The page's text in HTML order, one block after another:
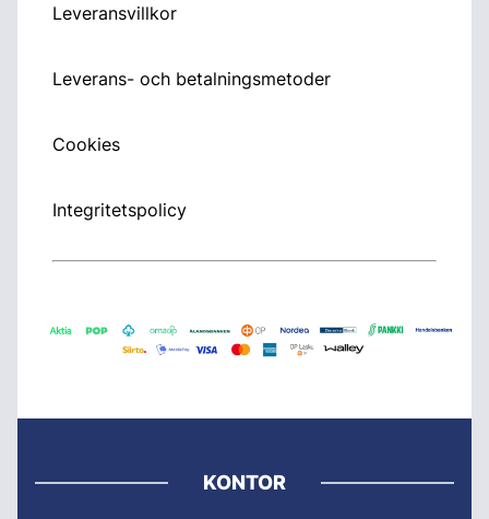
Leveransvillkor
Leverans- och betalningsmetoder
Cookies
Integritetspolicy
KONTOR